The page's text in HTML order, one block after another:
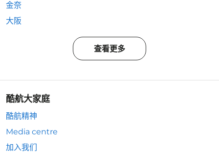
金奈
大阪
查看更多
酷航大家庭
酷航精神
Media centre
加入我们